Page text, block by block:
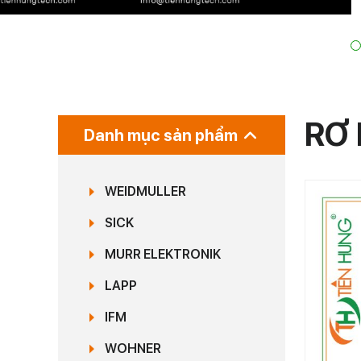
Danh mục sản phẩm
WEIDMULLER
SICK
MURR ELEKTRONIK
LAPP
IFM
WOHNER
RƠ